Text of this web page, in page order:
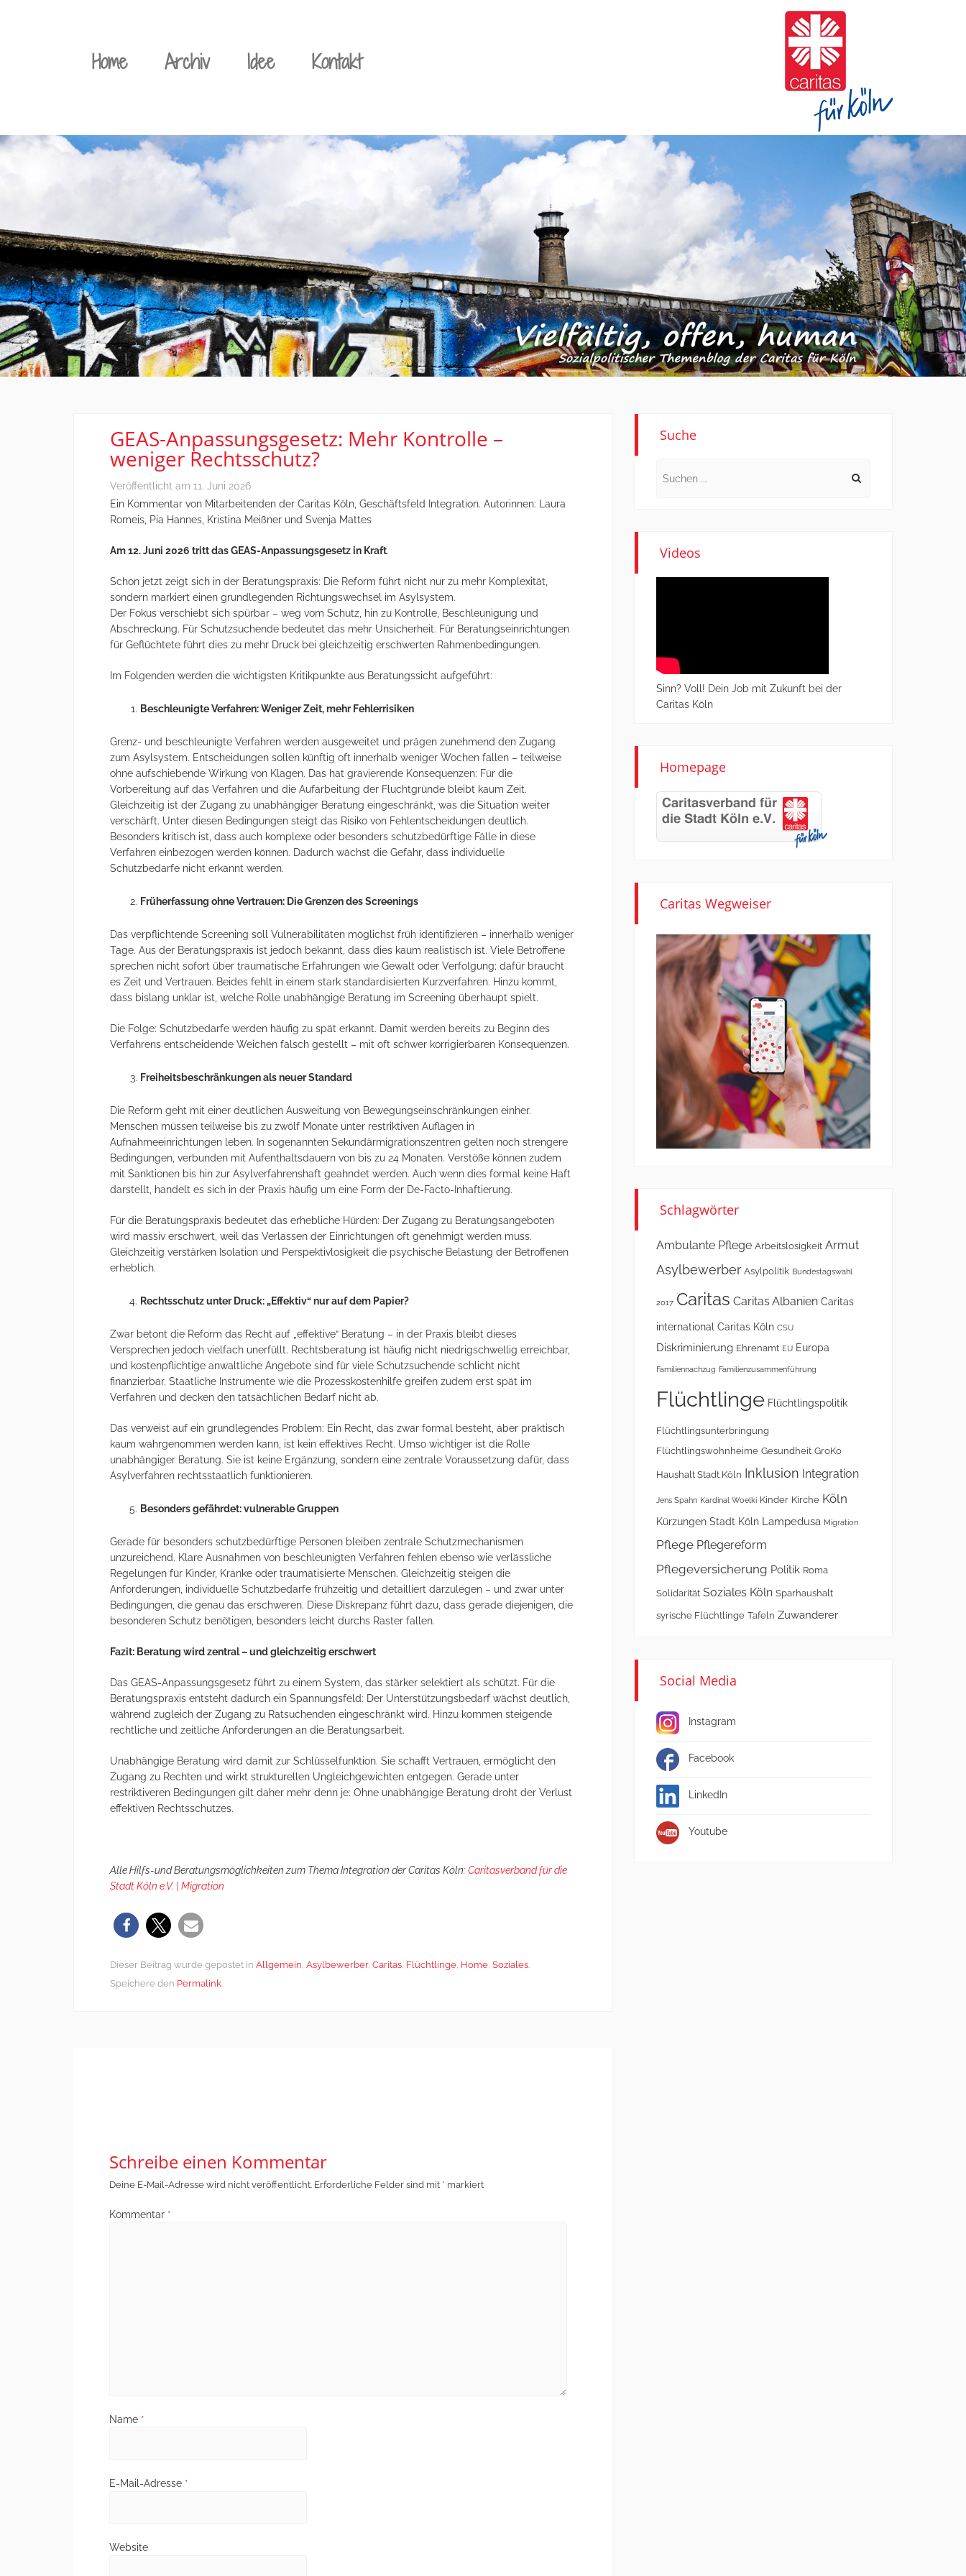
zumHome Archiv Idee Kontakt
GEAS-Anpassungsgesetz: Mehr Kontrolle –
weniger Rechtsschutz?
Veröffentlicht am 11. Juni 2026
Ein Kommentar von Mitarbeitenden der Caritas Köln, Geschäftsfeld Integration. Autorinnen: Laura
Romeis, Pia Hannes, Kristina Meißner und Svenja Mattes
Am 12. Juni 2026 tritt das GEAS-Anpassungsgesetz in Kraft.
Schon jetzt zeigt sich in der Beratungspraxis: Die Reform führt nicht nur zu mehr Komplexität,
sondern markiert einen grundlegenden Richtungswechsel im Asylsystem.
Der Fokus verschiebt sich spürbar – weg vom Schutz, hin zu Kontrolle, Beschleunigung und
Abschreckung. Für Schutzsuchende bedeutet das mehr Unsicherheit. Für Beratungseinrichtungen
für Geflüchtete führt dies zu mehr Druck bei gleichzeitig erschwerten Rahmenbedingungen.
Im Folgenden werden die wichtigsten Kritikpunkte aus Beratungssicht aufgeführt:
Beschleunigte Verfahren: Weniger Zeit, mehr Fehlerrisiken
Grenz- und beschleunigte Verfahren werden ausgeweitet und prägen zunehmend den Zugang
zum Asylsystem. Entscheidungen sollen künftig oft innerhalb weniger Wochen fallen – teilweise
ohne aufschiebende Wirkung von Klagen. Das hat gravierende Konsequenzen: Für die
Vorbereitung auf das Verfahren und die Aufarbeitung der Fluchtgründe bleibt kaum Zeit.
Gleichzeitig ist der Zugang zu unabhängiger Beratung eingeschränkt, was die Situation weiter
verschärft. Unter diesen Bedingungen steigt das Risiko von Fehlentscheidungen deutlich.
Besonders kritisch ist, dass auch komplexe oder besonders schutzbedürftige Fälle in diese
Verfahren einbezogen werden können. Dadurch wächst die Gefahr, dass individuelle
Schutzbedarfe nicht erkannt werden.
Früherfassung ohne Vertrauen: Die Grenzen des Screenings
Das verpflichtende Screening soll Vulnerabilitäten möglichst früh identifizieren – innerhalb weniger
Tage. Aus der Beratungspraxis ist jedoch bekannt, dass dies kaum realistisch ist. Viele Betroffene
sprechen nicht sofort über traumatische Erfahrungen wie Gewalt oder Verfolgung; dafür braucht
es Zeit und Vertrauen. Beides fehlt in einem stark standardisierten Kurzverfahren. Hinzu kommt,
dass bislang unklar ist, welche Rolle unabhängige Beratung im Screening überhaupt spielt.
Die Folge: Schutzbedarfe werden häufig zu spät erkannt. Damit werden bereits zu Beginn des
Verfahrens entscheidende Weichen falsch gestellt – mit oft schwer korrigierbaren Konsequenzen.
Freiheitsbeschränkungen als neuer Standard
Die Reform geht mit einer deutlichen Ausweitung von Bewegungseinschränkungen einher.
Menschen müssen teilweise bis zu zwölf Monate unter restriktiven Auflagen in
Aufnahmeeinrichtungen leben. In sogenannten Sekundärmigrationszentren gelten noch strengere
Bedingungen, verbunden mit Aufenthaltsdauern von bis zu 24 Monaten. Verstöße können zudem
mit Sanktionen bis hin zur Asylverfahrenshaft geahndet werden. Auch wenn dies formal keine Haft
darstellt, handelt es sich in der Praxis häufig um eine Form der De-Facto-Inhaftierung.
Für die Beratungspraxis bedeutet das erhebliche Hürden: Der Zugang zu Beratungsangeboten
wird massiv erschwert, weil das Verlassen der Einrichtungen oft genehmigt werden muss.
Gleichzeitig verstärken Isolation und Perspektivlosigkeit die psychische Belastung der Betroffenen
erheblich.
Rechtsschutz unter Druck: „Effektiv“ nur auf dem Papier?
Zwar betont die Reform das Recht auf „effektive“ Beratung – in der Praxis bleibt dieses
Versprechen jedoch vielfach unerfüllt. Rechtsberatung ist häufig nicht niedrigschwellig erreichbar,
und kostenpflichtige anwaltliche Angebote sind für viele Schutzsuchende schlicht nicht
finanzierbar. Staatliche Instrumente wie die Prozesskostenhilfe greifen zudem erst spät im
Verfahren und decken den tatsächlichen Bedarf nicht ab.
Das verweist auf ein grundlegendes Problem: Ein Recht, das zwar formal besteht, aber praktisch
kaum wahrgenommen werden kann, ist kein effektives Recht. Umso wichtiger ist die Rolle
unabhängiger Beratung. Sie ist keine Ergänzung, sondern eine zentrale Voraussetzung dafür, dass
Asylverfahren rechtsstaatlich funktionieren.
Besonders gefährdet: vulnerable Gruppen
Gerade für besonders schutzbedürftige Personen bleiben zentrale Schutzmechanismen
unzureichend. Klare Ausnahmen von beschleunigten Verfahren fehlen ebenso wie verlässliche
Regelungen für Kinder, Kranke oder traumatisierte Menschen. Gleichzeitig steigen die
Anforderungen, individuelle Schutzbedarfe frühzeitig und detailliert darzulegen – und zwar unter
Bedingungen, die genau das erschweren. Diese Diskrepanz führt dazu, dass gerade diejenigen, die
besonderen Schutz benötigen, besonders leicht durchs Raster fallen.
Fazit: Beratung wird zentral – und gleichzeitig erschwert
Das GEAS-Anpassungsgesetz führt zu einem System, das stärker selektiert als schützt. Für die
Beratungspraxis entsteht dadurch ein Spannungsfeld: Der Unterstützungsbedarf wächst deutlich,
während zugleich der Zugang zu Ratsuchenden eingeschränkt wird. Hinzu kommen steigende
rechtliche und zeitliche Anforderungen an die Beratungsarbeit.
Unabhängige Beratung wird damit zur Schlüsselfunktion. Sie schafft Vertrauen, ermöglicht den
Zugang zu Rechten und wirkt strukturellen Ungleichgewichten entgegen. Gerade unter
restriktiveren Bedingungen gilt daher mehr denn je: Ohne unabhängige Beratung droht der Verlust
effektiven Rechtsschutzes.
Alle Hilfs-und Beratungsmöglichkeiten zum Thema Integration der Caritas Köln:Caritasverband für die
Stadt Köln e.V. | Migration
Dieser Beitrag wurde gepostet in Allgemein, Asylbewerber, Caritas, Flüchtlinge, Home, Soziales.
Speichere den Permalink.
Schreibe einen Kommentar
Deine E-Mail-Adresse wird nicht veröffentlicht. Erforderliche Felder sind mit * markiert
Kommentar *
Name *
E-Mail-Adresse *
Website
Suche
Videos
Sinn? Voll! Dein Job mit Zukunft bei der
Caritas Köln
Homepage
Caritas Wegweiser
Schlagwörter
Ambulante Pflege Arbeitslosigkeit Armut
Asylbewerber Asylpolitik Bundestagswahl
2017 Caritas Caritas Albanien Caritas
international Caritas Köln CSU
Diskriminierung Ehrenamt EU Europa
Familiennachzug Familienzusammenführung
Flüchtlinge Flüchtlingspolitik
Flüchtlingsunterbringung
Flüchtlingswohnheime Gesundheit GroKo
Haushalt Stadt Köln Inklusion Integration
Jens Spahn Kardinal Woelki Kinder Kirche Köln
Kürzungen Stadt Köln Lampedusa Migration
Pflege Pflegereform
Pflegeversicherung Politik Roma
Solidarität Soziales Köln Sparhaushalt
syrische Flüchtlinge Tafeln Zuwanderer
Social Media
Instagram
Facebook
LinkedIn
Youtube